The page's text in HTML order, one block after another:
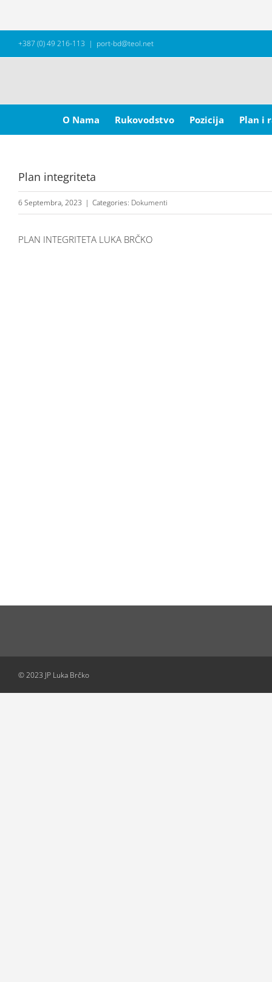
+387 (0) 49 216-113 | port-bd@teol.net
for:
O Nama
Rukovodstvo Pozicija Plan i
Plan integriteta
6 Septembra, 2023 | Categories: Dokumenti
PLAN INTEGRITETA LUKA BRČKO
© 2023 JP Luka Brčko